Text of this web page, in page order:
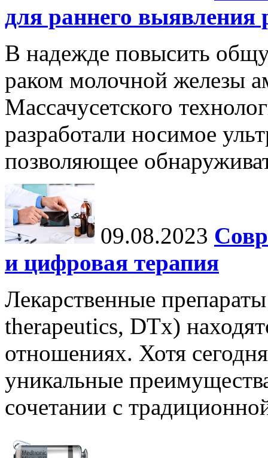
для раннего выявления
В надежде повысить
раком молочной железы
Массачусетского
разработали носимое
позволяющее
09.08.2023
и цифровая терапия
Лекарственные
therapeutics, DTx)
отношениях. Хотя
уникальные
сочетании с